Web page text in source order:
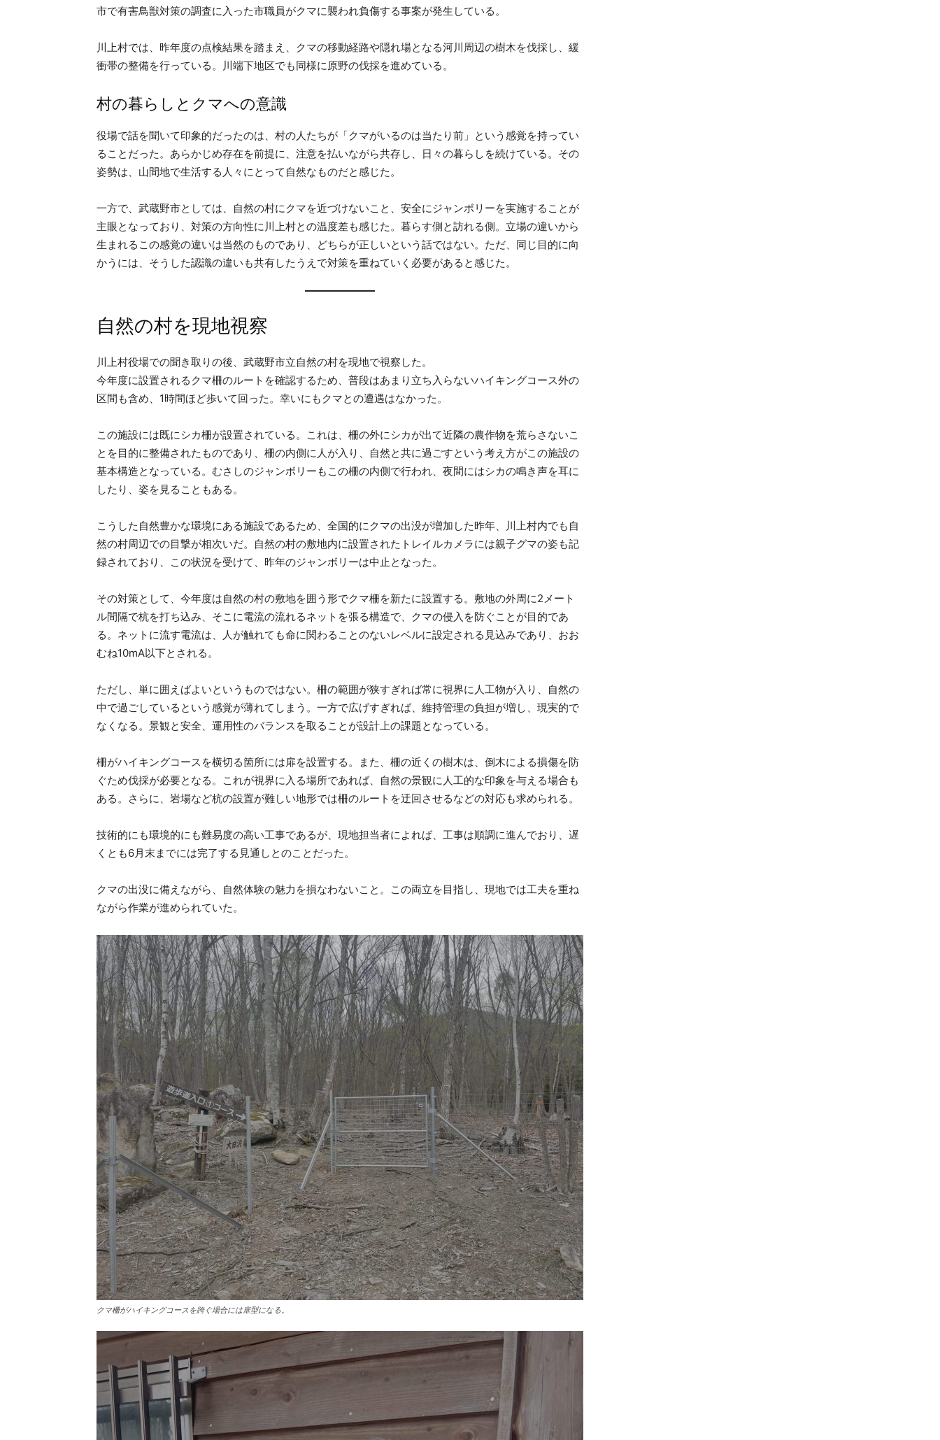
市で有害鳥獣対策の調査に入った市職員がクマに襲われ負傷する事案が発生している。
川上村では、昨年度の点検結果を踏まえ、クマの移動経路や隠れ場となる河川周辺の樹木を伐採し、緩
衝帯の整備を行っている。川端下地区でも同様に原野の伐採を進めている。
村の暮らしとクマへの意識
役場で話を聞いて印象的だったのは、村の人たちが「クマがいるのは当たり前」という感覚を持ってい
ることだった。あらかじめ存在を前提に、注意を払いながら共存し、日々の暮らしを続けている。その
姿勢は、山間地で生活する人々にとって自然なものだと感じた。
一方で、武蔵野市としては、自然の村にクマを近づけないこと、安全にジャンボリーを実施することが
主眼となっており、対策の方向性に川上村との温度差も感じた。暮らす側と訪れる側。立場の違いから
生まれるこの感覚の違いは当然のものであり、どちらが正しいという話ではない。ただ、同じ目的に向
かうには、そうした認識の違いも共有したうえで対策を重ねていく必要があると感じた。
自然の村を現地視察
川上村役場での聞き取りの後、武蔵野市立自然の村を現地で視察した。
今年度に設置されるクマ柵のルートを確認するため、普段はあまり立ち入らないハイキングコース外の
区間も含め、1時間ほど歩いて回った。幸いにもクマとの遭遇はなかった。
この施設には既にシカ柵が設置されている。これは、柵の外にシカが出て近隣の農作物を荒らさないこ
とを目的に整備されたものであり、柵の内側に人が入り、自然と共に過ごすという考え方がこの施設の
基本構造となっている。むさしのジャンボリーもこの柵の内側で行われ、夜間にはシカの鳴き声を耳に
したり、姿を見ることもある。
こうした自然豊かな環境にある施設であるため、全国的にクマの出没が増加した昨年、川上村内でも自
然の村周辺での目撃が相次いだ。自然の村の敷地内に設置されたトレイルカメラには親子グマの姿も記
録されており、この状況を受けて、昨年のジャンボリーは中止となった。
その対策として、今年度は自然の村の敷地を囲う形でクマ柵を新たに設置する。敷地の外周に2メート
ル間隔で杭を打ち込み、そこに電流の流れるネットを張る構造で、クマの侵入を防ぐことが目的であ
る。ネットに流す電流は、人が触れても命に関わることのないレベルに設定される見込みであり、おお
むね10mA以下とされる。
ただし、単に囲えばよいというものではない。柵の範囲が狭すぎれば常に視界に人工物が入り、自然の
中で過ごしているという感覚が薄れてしまう。一方で広げすぎれば、維持管理の負担が増し、現実的で
なくなる。景観と安全、運用性のバランスを取ることが設計上の課題となっている。
柵がハイキングコースを横切る箇所には扉を設置する。また、柵の近くの樹木は、倒木による損傷を防
ぐため伐採が必要となる。これが視界に入る場所であれば、自然の景観に人工的な印象を与える場合も
ある。さらに、岩場など杭の設置が難しい地形では柵のルートを迂回させるなどの対応も求められる。
技術的にも環境的にも難易度の高い工事であるが、現地担当者によれば、工事は順調に進んでおり、遅
くとも6月末までには完了する見通しとのことだった。
クマの出没に備えながら、自然体験の魅力を損なわないこと。この両立を目指し、現地では工夫を重ね
ながら作業が進められていた。
クマ柵がハイキングコースを跨ぐ場合には扉型になる。